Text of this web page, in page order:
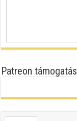
Patreon támogatás